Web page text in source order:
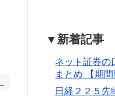
▼新着記事
ネット証券の
まとめ 【期間
日経２２５先